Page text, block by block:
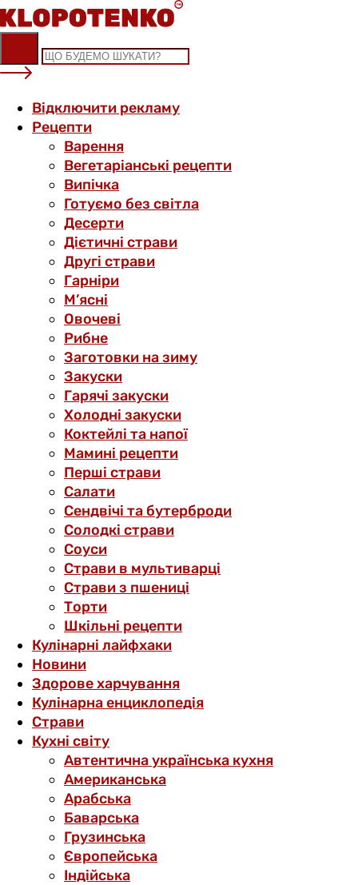
Skip
to
content
Відключити рекламу
Рецепти
Варення
Вегетаріанські рецепти
Випічка
Готуємо без світла
Десерти
Дієтичні страви
Другі страви
Гарніри
М’ясні
Овочеві
Рибне
Заготовки на зиму
Закуски
Гарячі закуски
Холодні закуски
Коктейлі та напої
Мамині рецепти
Перші страви
Салати
Сендвічі та бутерброди
Солодкі страви
Соуси
Страви в мультиварці
Страви з пшениці
Торти
Шкільні рецепти
Кулінарні лайфхаки
Новини
Здорове харчування
Кулінарна енциклопедія
Страви
Кухні світу
Автентична українська кухня
Американська
Арабська
Баварська
Грузинська
Європейська
Індійська